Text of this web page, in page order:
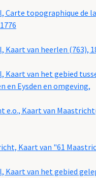
Carte topographique de
Kaart van heerlen (763),
Kaart van het gebied
en Eysden en omgeving,
e.o., Kaart van
Kaart van "61
Kaart van het gebied